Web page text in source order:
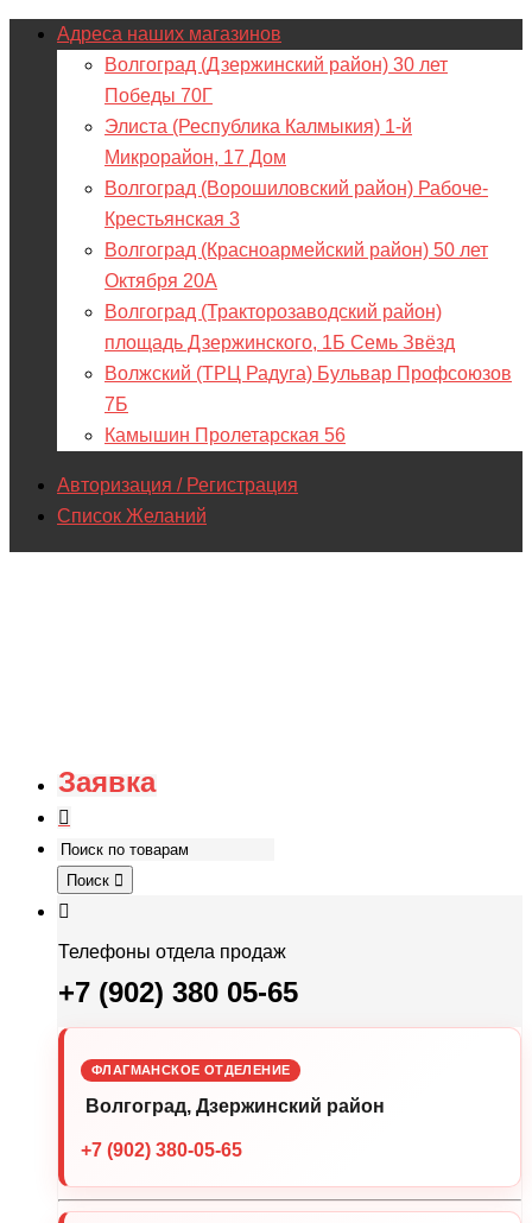
Адреса наших магазинов
Волгоград (Дзержинский район) 30 лет
Победы 70Г
Элиста (Республика Калмыкия) 1-й
Микрорайон, 17 Дом
Волгоград (Ворошиловский район) Рабоче-
Крестьянская 3
Волгоград (Красноармейский район) 50 лет
Октября 20А
Волгоград (Тракторозаводский район)
площадь Дзержинского, 1Б Семь Звёзд
Волжский (ТРЦ Радуга) Бульвар Профсоюзов
7Б
Камышин Пролетарская 56
Авторизация / Регистрация
Список Желаний
Заявка
Поиск
Телефоны отдела продаж
+7 (902) 380 05-65
ФЛАГМАНСКОЕ ОТДЕЛЕНИЕ
Волгоград, Дзержинский район
+7 (902) 380-05-65